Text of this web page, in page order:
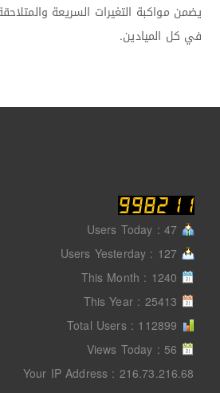
يضمن مواكبة التغيرات السريعة
في كل الميادين.
Your IP Address : 216.73.216.68